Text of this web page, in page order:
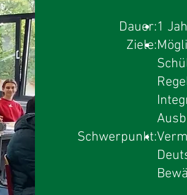
Dauer:
Ziele:
Schwerpunkt:
1